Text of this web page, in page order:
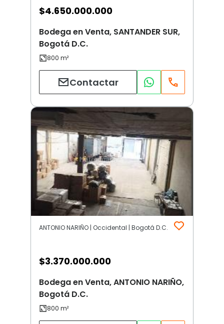
$4.650.000.000
Bodega en Venta, SANTANDER SUR,
Bogotá D.C.
Contactar
ANTONIO NARIÑO | Occidental | Bogotá D.C.
$3.370.000.000
Bodega en Venta, ANTONIO NARIÑO,
Bogotá D.C.